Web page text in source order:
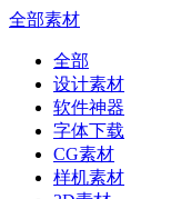
全部素材
全部
设计素材
软件神器
字体下载
CG素材
样机素材